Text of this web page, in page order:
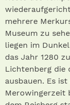
mehrere
Museum zu
liegen im
das Jahr 1280
Lichtenberg die
ausbauen. Es
Merowingerzeit